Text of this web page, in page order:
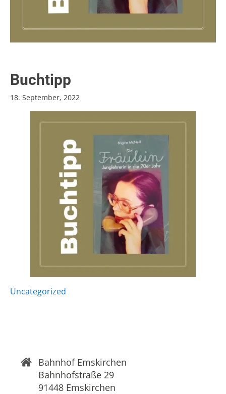
Buchtipp
18. September, 2022
Uncategorized
Bahnhof Emskirchen
Bahnhofstraße 29
91448 Emskirchen